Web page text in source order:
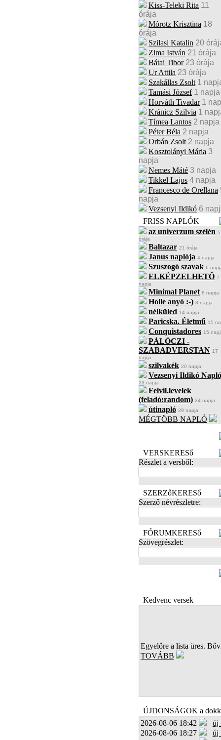
Kiss-Teleki Rita 11
órája
Mórotz Krisztina 18
órája
Szilasi Katalin 20
Zima István 21 órája
Bátai Tibor 23 órája
Ur Attila 23 órája
Szakállas Zsolt 1
Tamási József 1 napja
Horváth Tivadar 1
Kránicz Szilvia 1
Tímea Lantos 2 napja
Péter Béla 2 napja
Orbán Zsolt 2 napja
Kosztolányi Mária 3
napja
Nemes Máté 3 napja
Tikkel Lajos 4 napja
Francesco de Orellana
napja
Vezsenyi Ildikó 6
FRISS NAPLÓK
az univerzum szélén 5
órája
Baltazar 21 órája
Janus naplója 4 napja
Szuszogó szavak 6
ELKÉPZELHETŐ 7
napja
Minimal Planet 8 napja
Holle anyó :-) 8 napja
nélküled 14 napja
Paricska. Életmű 15
Conquistadores 15
PÁLÓCZI -
SZABADVERSTAN 17
napja
szilvakék 20 napja
Vezsenyi Ildikó
23 napja
Felvil.levelek
(feladó:random) 24 napja
útinapló 29 napja
MÉGTÖBB NAPLÓ
VERSKERESő
Részlet a versből:
SZERZőKERESő
Szerző névrészletre:
FÓRUMKERESő
Szövegrészlet:
Kedvenc versek
Egyelőre a lista üres.
TOVÁBB
ÚJDONSÁGOK a
2026-08-06 18:42
új
2026-08-06 18:27
új